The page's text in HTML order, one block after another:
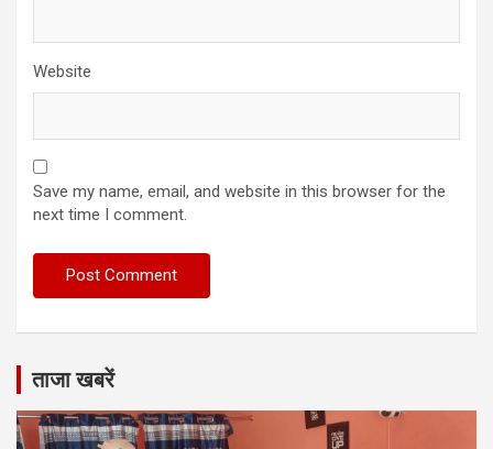
Website
Save my name, email, and website in this browser for the
next time I comment.
ताजा खबरें